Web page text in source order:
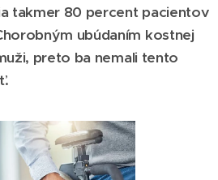
takmer 80 percent pacientov
ubúdaním kostnej
preto ba nemali tento